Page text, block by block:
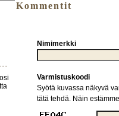
Kommentit
Nimimerkki
Varmistuskoodi
Syötä kuvassa näkyvä
tätä tehdä. Näin